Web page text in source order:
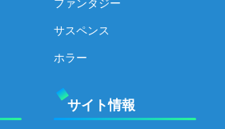
ファンタジー
サスペンス
ホラー
サイト情報